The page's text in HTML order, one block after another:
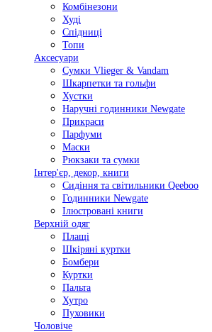
Комбінезони
Худі
Спідниці
Топи
Аксесуари
Сумки Vlieger & Vandam
Шкарпетки та гольфи
Хустки
Наручні годинники Newgate
Прикраси
Парфуми
Маски
Рюкзаки та сумки
Інтер'єр, декор, книги
Сидіння та світильники Qeeboo
Годинники Newgate
Ілюстровані книги
Верхній одяг
Плащі
Шкіряні куртки
Бомбери
Куртки
Пальта
Хутро
Пуховики
Чоловіче